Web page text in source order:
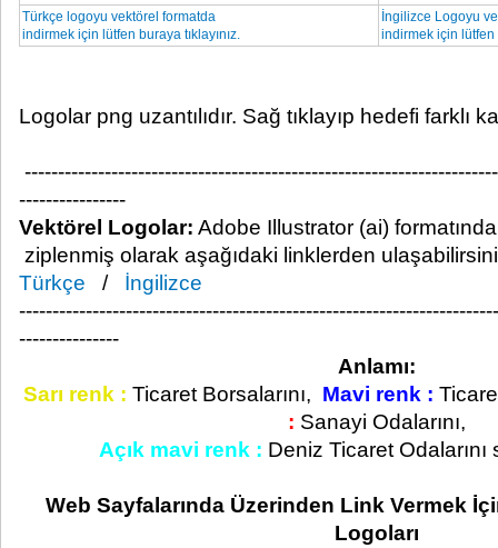
Türkçe logoyu vektörel formatda
indirmek için lütfen buraya tıklayınız.
İngilizce Logoyu
indirmek için lütfen
Logolar png uzantılıdır. Sağ tıklayıp hedefi farklı
----------------
Vektörel Logolar: Adobe Illustrator (ai)
ziplenmiş olarak aşağıdaki linklerden
Türkçe / İngilizce
---------------
Anlamı:
Sarı renk : Ticaret Borsalarını, Mavi renk :
: Sanayi Odalarını,
Açık mavi renk : Deniz Ticaret
Web Sayfalarında Üzerinden Link Vermek
Logoları